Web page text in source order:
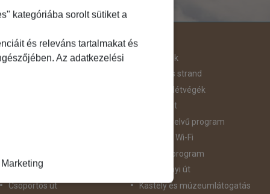
Útjellemző
Adventi út
Csillagtúra
Csoportos út
Hegyvidék
Homokos strand
Hosszú Hétvégék
Húsvéti út
idegennyelvű program
Ingyenes Wi-Fi
Intenzív program
Karácsonyi út
Kastély és múzeumlátogatás
kategóriába sorolt sütiket a
és releváns tartalmakat és
Az adatkezelési
Marketing